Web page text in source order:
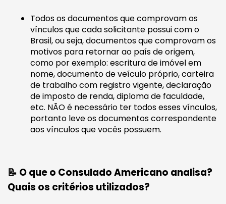
Todos os documentos que comprovam os
vínculos que cada solicitante possui com o
Brasil, ou seja, documentos que comprovam os
motivos para retornar ao país de origem,
como por exemplo: escritura de imóvel em
nome, documento de veículo próprio, carteira
de trabalho com registro vigente, declaração
de imposto de renda, diploma de faculdade,
etc. NÃO é necessário ter todos esses vínculos,
portanto leve os documentos correspondente
aos vínculos que vocês possuem.
📝 O que o Consulado Americano analisa?
Quais os critérios utilizados?